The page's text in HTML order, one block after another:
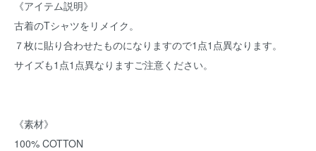
《アイテム説明》
古着のTシャツをリメイク。
７枚に貼り合わせたものになりますので1点1点異なります。
サイズも1点1点異なりますご注意ください。
《素材》
100% COTTON